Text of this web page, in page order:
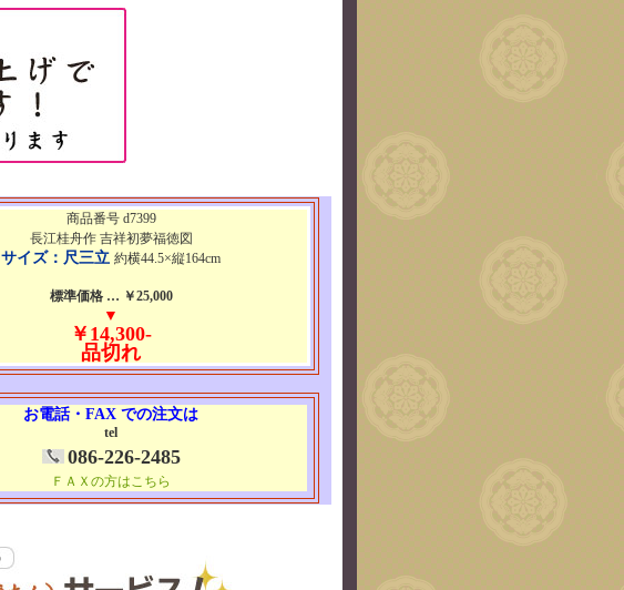
商品番号 d7399
長江桂舟作 吉祥初夢福徳図
サイズ：尺三立 約横44.5×縦164cm
標準価格 … ￥25,000
▼
￥14,300-
品切れ
お電話・FAX での注文は
tel
086-226-2485
ＦＡＸの方はこちら